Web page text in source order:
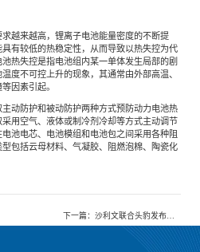
金融科技
矿业冶炼
大数据与人工智能
越来越高，锂离子电池能量密度的不断提
有较低的热稳定性，从而导致以热失控为代
热失控是指电池组内某一单体发生局部的剧
度不可控上升的现象，其通常由外部高温、
因素引起。
动防护和被动防护两种方式预防动力电池热
用空气、液体或制冷剂冷却等方式主动调节
池电芯、电池模组和电池包之间采用各种阻
包括云母材料、气凝胶、阻燃泡棉、陶瓷化
下一篇： 沙利文联合头豹发布《2024年中国生成式AI行业最佳应用实践》